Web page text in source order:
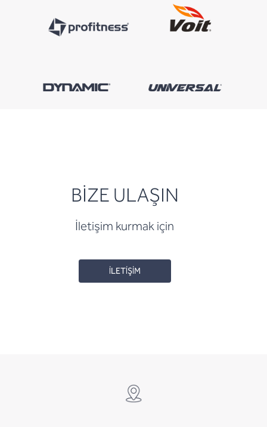
BİZE ULAŞIN
İletişim kurmak için
İLETİŞİM